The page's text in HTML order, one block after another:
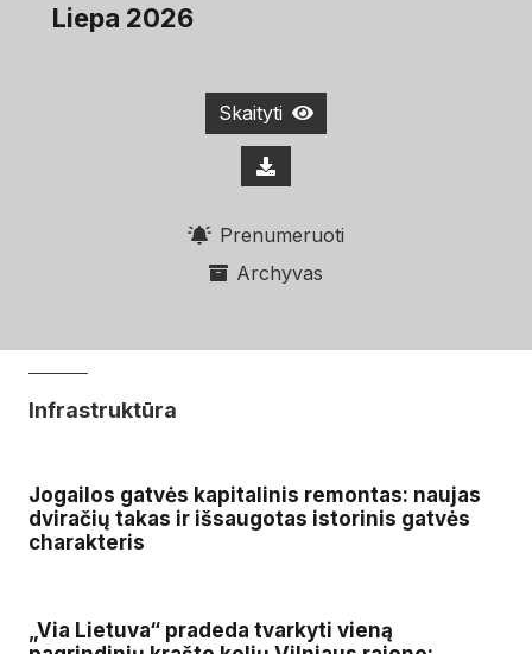
Liepa 2026
Skaityti
Prenumeruoti
Archyvas
Infrastruktūra
Jogailos gatvės kapitalinis remontas: naujas
dviračių takas ir išsaugotas istorinis gatvės
charakteris
„Via Lietuva“ pradeda tvarkyti vieną